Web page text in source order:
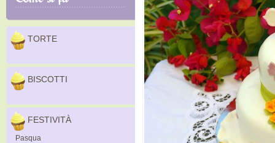
TORTE
BISCOTTI
FESTIVITÀ
Pasqua